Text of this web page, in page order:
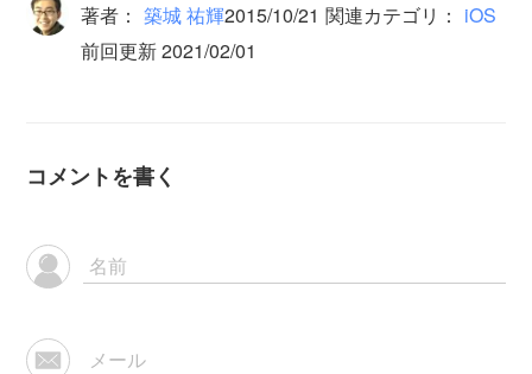
著者： 築城 祐輝2015/10/21 関連カテゴリ： iOS
前回更新 2021/02/01
コメントを書く